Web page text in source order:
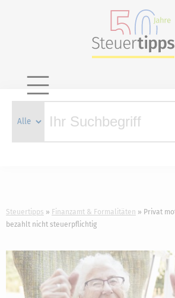
Steuertipps Finanzamt & Formalitäten
Privat
bezahlt nicht steuerpflichtig